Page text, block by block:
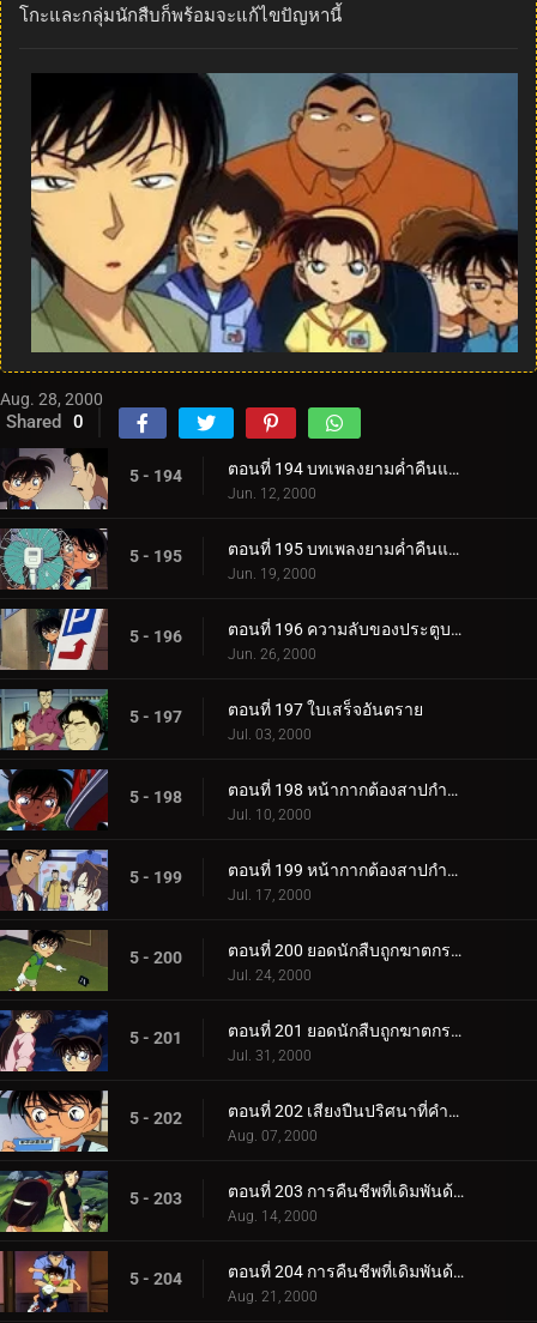
โกะและกลุ่มนักสืบก็พร้อมจะแก้ไขปัญหานี้
Aug. 28, 2000
Shared 0
5 - 194 ตอนที่ 194 บทเพลงยามค่ำคืนแห่งจิตสังหารสีแดง (ตอนแรก)
Jun. 12, 2000
5 - 195 ตอนที่ 195 บทเพลงยามค่ำคืนแห่งจิตสังหารสีแดง (ตอนจบ)
Jun. 19, 2000
5 - 196 ตอนที่ 196 ความลับของประตูบานที่ 9
Jun. 26, 2000
5 - 197 ตอนที่ 197 ใบเสร็จอันตราย
Jul. 03, 2000
5 - 198 ตอนที่ 198 หน้ากากต้องสาปกำลังหัวเราะอย่างเลือดเย็น (ตอนพิเศษ ตอนแรก) ยอดนักสืบจิ๋วโคนัน เดอะซี_.
Jul. 10, 2000
5 - 199 ตอนที่ 199 หน้ากากต้องสาปกำลังหัวเราะอย่างเลือดเย็น (ตอนพิเศษ ตอนจบ) ยอดนักสืบจิ๋วโคนัน เดอะซีร_.
Jul. 17, 2000
5 - 200 ตอนที่ 200 ยอดนักสืบถูกฆาตกรรม (ตอนแรก)
Jul. 24, 2000
5 - 201 ตอนที่ 201 ยอดนักสืบถูกฆาตกรรม (ตอนจบ)
Jul. 31, 2000
5 - 202 ตอนที่ 202 เสียงปืนปริศนาที่คำรามในความมืด
Aug. 07, 2000
5 - 203 ตอนที่ 203 การคืนชีพที่เดิมพันด้วยชีวิต (ขบวนการนักสืบในถ้ำ)
Aug. 14, 2000
5 - 204 ตอนที่ 204 การคืนชีพที่เดิมพันด้วยชีวิต (ยอดนักสืบบาดเจ็บสาหัส)
Aug. 21, 2000